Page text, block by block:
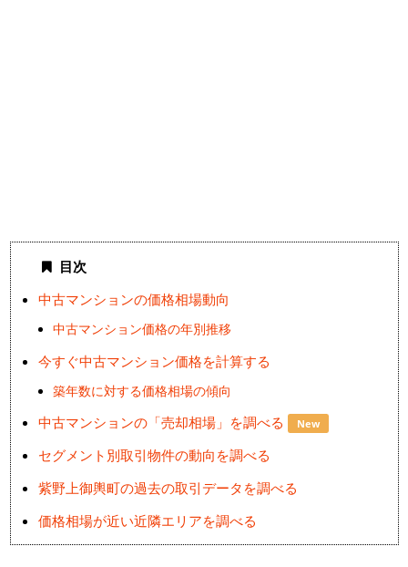
目次
中古マンションの価格相場動向
中古マンション価格の年別推移
今すぐ中古マンション価格を計算する
築年数に対する価格相場の傾向
中古マンションの「売却相場」を調べる New
セグメント別取引物件の動向を調べる
紫野上御輿町の過去の取引データを調べる
価格相場が近い近隣エリアを調べる